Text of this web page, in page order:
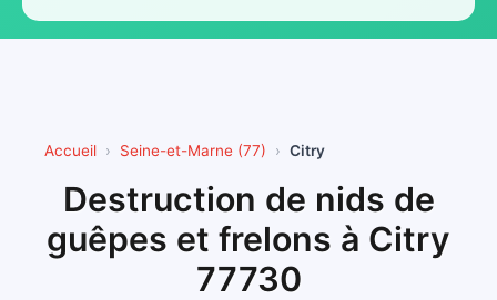
Accueil Seine-et-Marne (77) Citry
Destruction de nids de
guêpes et frelons à Citry
77730